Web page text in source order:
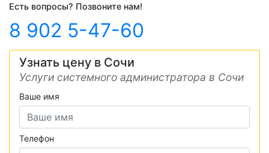
Есть вопросы? Позвоните нам!
8 902 5-47-60
Узнать цену в Сочи
Услуги системного администратора в Сочи
Ваше имя
Телефон